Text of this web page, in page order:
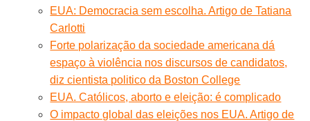
EUA: Democracia sem escolha. Artigo de Tatiana
Carlotti
Forte polarização da sociedade americana dá
espaço à violência nos discursos de candidatos,
diz cientista politico da Boston College
EUA. Católicos, aborto e eleição: é complicado
O impacto global das eleições nos EUA. Artigo de